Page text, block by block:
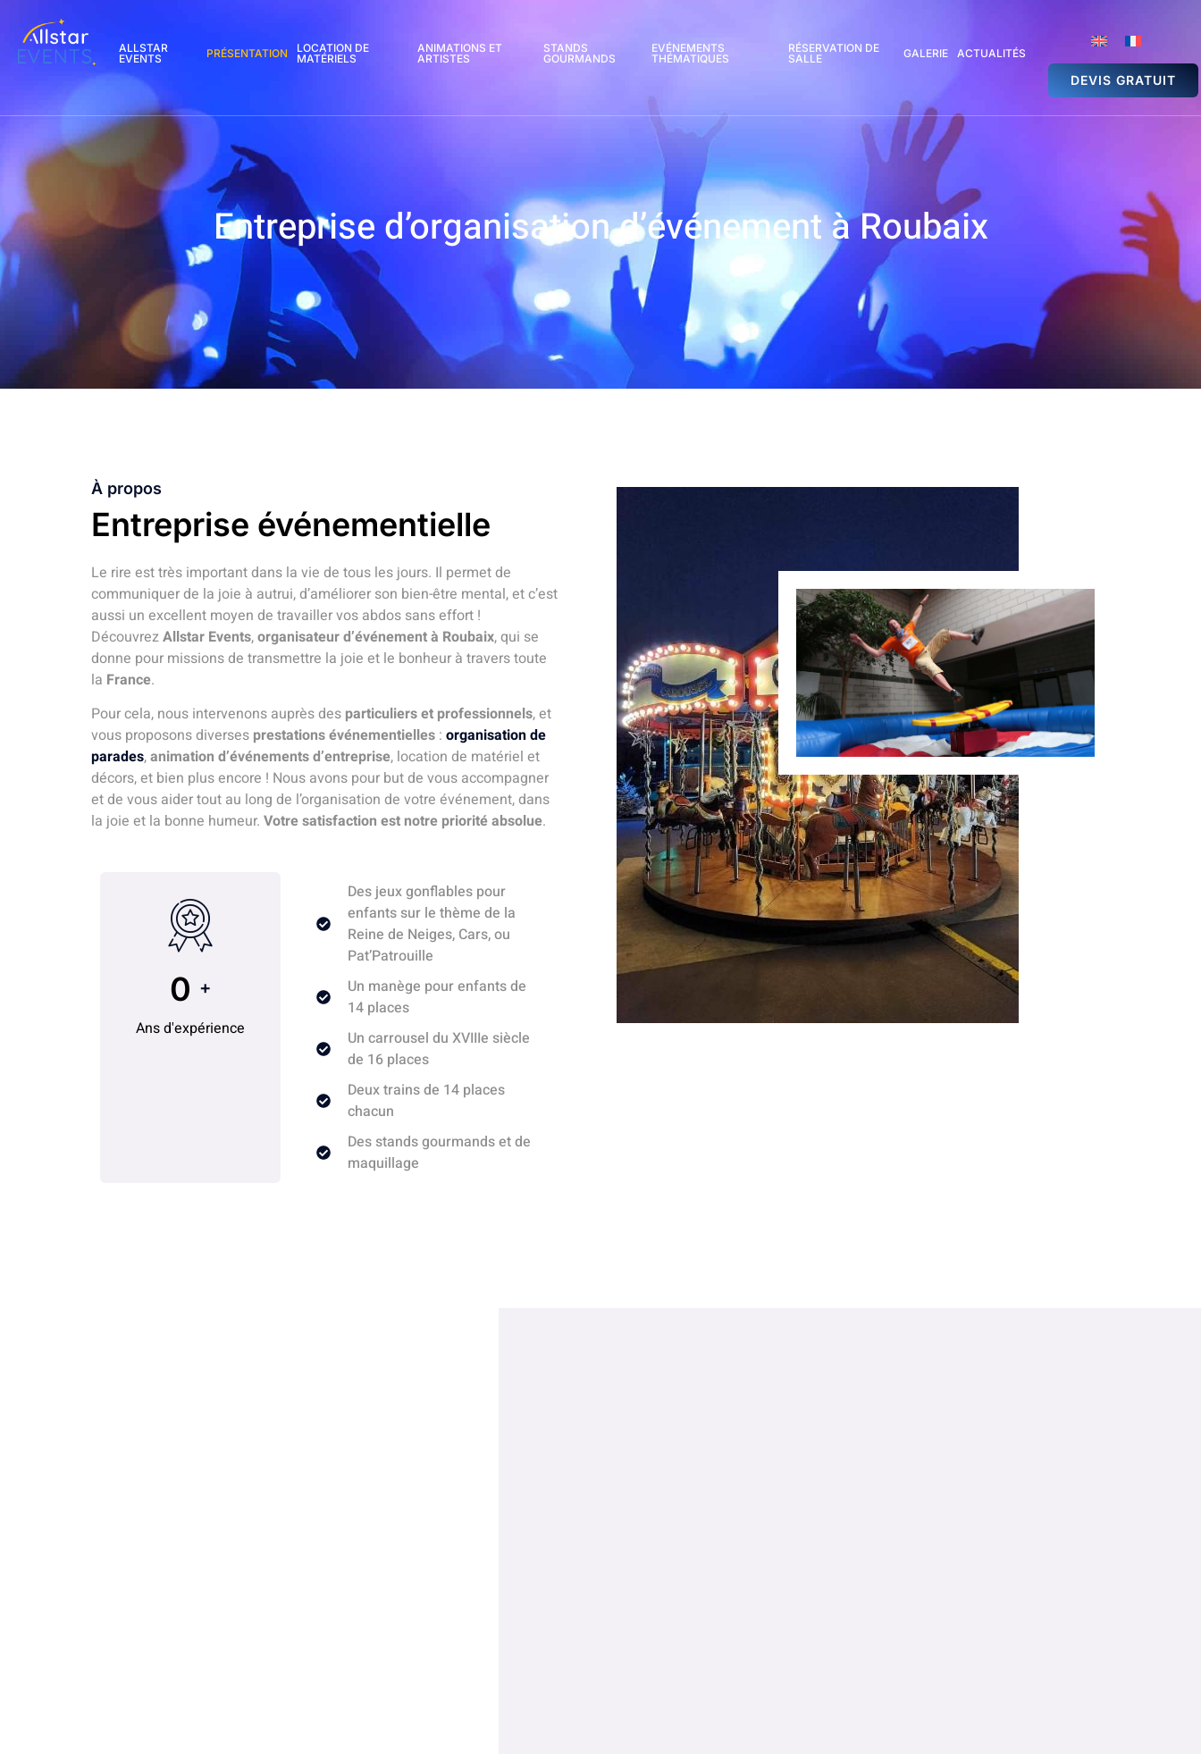
principal
ALLSTAR
EVENTS
PRÉSENTATION
LOCATION DE
MATÉRIELS
ANIMATIONS ET
ARTISTES
STANDS
GOURMANDS
EVÉNEMENTS
THÉMATIQUES
RÉSERVATION DE
SALLE
GALERIE ACTUALITÉS
DEVIS GRATUIT
Entreprise d’organisation d’événement à Roubaix
À propos
Entreprise événementielle
Le rire est très important dans la vie de tous les jours. Il permet de
communiquer de la joie à autrui, d’améliorer son bien-être mental, et c’est
aussi un excellent moyen de travailler vos abdos sans effort !
DécouvrezAllstar Events,organisateur d’événement à Roubaix, qui se
donne pour missions de transmettre la joie et le bonheur à travers toute
la France.
Pour cela, nous intervenons auprès des particuliers et professionnels, et
vous proposons diverses prestations événementielles : organisation de
parades,animation d’événements d’entreprise, location de matériel et
décors, et bien plus encore ! Nous avons pour but de vous accompagner
et de vous aider tout au long de l’organisation de votre événement, dans
la joie et la bonne humeur. Votre satisfaction est notre priorité absolue.
0 +
Ans d'expérience
Des jeux gonflables pour
enfants sur le thème de la
Reine de Neiges, Cars, ou
Pat’Patrouille
Un manège pour enfants de
14 places
Un carrousel du XVIIIe siècle
de 16 places
Deux trains de 14 places
chacun
Des stands gourmands et de
maquillage